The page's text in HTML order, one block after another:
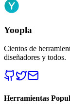
Yoopla
Cientos de
diseñadores y todos.
Herramientas